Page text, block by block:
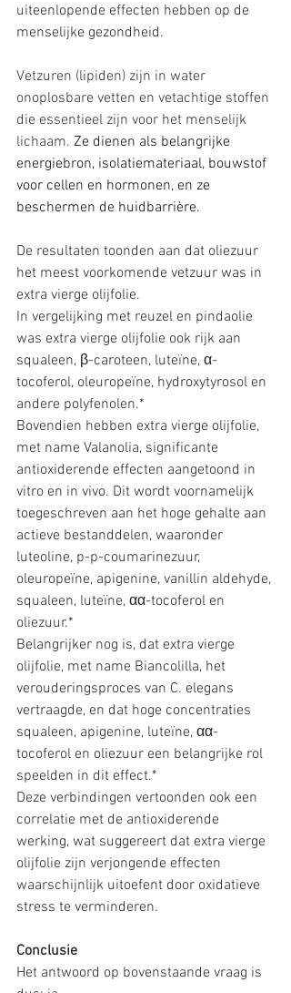
uiteenlopende effecten hebben op de
menselijke gezondheid.
Vetzuren (lipiden) zijn in water
onoplosbare vetten en vetachtige stoffen
die essentieel zijn voor het menselijk
lichaam. Ze dienen als belangrijke
energiebron, isolatiemateriaal, bouwstof
voor cellen en hormonen, en ze
beschermen de huidbarrière.
De resultaten toonden aan dat oliezuur
het meest voorkomende vetzuur was in
extra vierge olijfolie.
In vergelijking met reuzel en pindaolie
was extra vierge olijfolie ook rijk aan
squaleen, β-caroteen, luteïne, α-
tocoferol, oleuropeïne, hydroxytyrosol en
andere polyfenolen.*
Bovendien hebben extra vierge olijfolie,
met name Valanolia, significante
antioxiderende effecten aangetoond in
vitro en in vivo. Dit wordt voornamelijk
toegeschreven aan het hoge gehalte aan
actieve bestanddelen, waaronder
luteoline, p-p-coumarinezuur,
oleuropeïne, apigenine, vanillin aldehyde,
squaleen, luteïne, αα-tocoferol en
oliezuur.*
Belangrijker nog is, dat extra vierge
olijfolie, met name Biancolilla, het
verouderingsproces van C. elegans
vertraagde, en dat hoge concentraties
squaleen, apigenine, luteïne, αα-
tocoferol en oliezuur een belangrijke rol
speelden in dit effect.*
Deze verbindingen vertoonden ook een
correlatie met de antioxiderende
werking, wat suggereert dat extra vierge
olijfolie zijn verjongende effecten
waarschijnlijk uitoefent door oxidatieve
stress te verminderen.
Conclusie
Het antwoord op bovenstaande vraag is